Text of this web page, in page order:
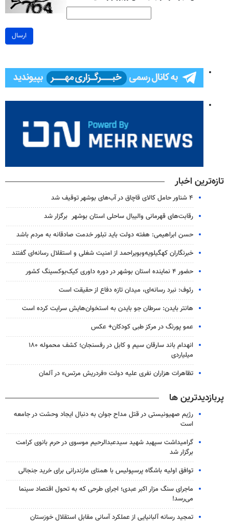
ارسال
تازه‌ترین اخبار
۴ شناور حامل کالای قاچاق در آب‌های بوشهر توقیف شد
رقابت‌های قهرمانی والیبال ساحلی استان بوشهر برگزار شد
حسن ابراهیمی: هفته دولت باید تبلور خدمت صادقانه به مردم باشد
خبرنگاران کهگیلویه‌وبویراحمد از امنیت شغلی و استقلال رسانه‌ای گفتند
حضور ۴ نماینده استان بوشهر در دوره داوری کیک‌بوکسینگ کشور
رئوف: نبرد رسانه‌ای، میدان تازه دفاع از حقیقت است
هانتر بایدن: سرطان جو بایدن به استخوان‌هایش سرایت کرده است
عمو پورنگ در مرکز طبی کودکان+ عکس
انهدام باند سارقان سیم و کابل در رفسنجان؛ کشف محموله ۱۸۰
میلیاردی
تظاهرات هزاران نفری علیه دولت «فردریش مرتس» در آلمان
پربازدیدترین ها
رژیم صهیونیستی در قتل مداح جوان به دنبال ایجاد وحشت در جامعه
است
گرامیداشت سپهبد شهید سیدعبدالرحیم موسوی در حرم بانوی کرامت
برگزار شد
توافق اولیه باشگاه پرسپولیس با همتای مازندرانی برای خرید جنجالی
ماجرای سنگ مزار اکبر عبدی؛ اجرای طرحی که به تحول اقتصاد سینما
می‌رسد!
تمجید رسانه آلبانیایی از عملکرد آسانی مقابل استقلال خوزستان